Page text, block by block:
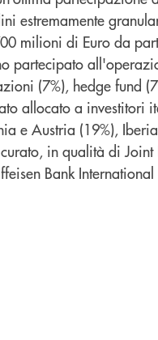
estremamente
milioni di Euro da
partecipato
(7%), hedge fund
allocato a investitori
e Austria (19%),
in qualità di
Bank